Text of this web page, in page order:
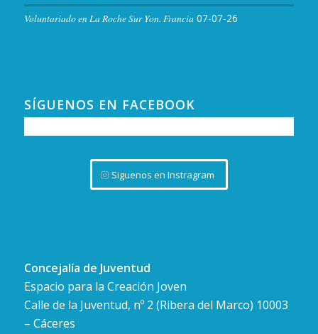
Voluntariado en La Roche Sur Yon. Francia 07-07-26
SÍGUENOS EN FACEBOOK
Siguenos en Instragram
Concejalía de Juventud
Espacio para la Creación Joven
Calle de la Juventud, nº 2 (Ribera del Marco) 10003
– Cáceres